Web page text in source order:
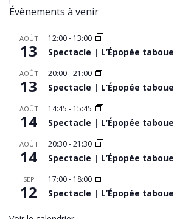
Évènements à venir
AOÛT
13
12:00- 13:00
Spectacle | L’Épopée taboue
AOÛT
13
20:00-21:00
Spectacle | L’Épopée taboue
AOÛT
14
14:45 - 15:45
Spectacle | L’Épopée taboue
AOÛT
14
20:30-21:30
Spectacle | L’Épopée taboue
SEP
12
17:00- 18:00
Spectacle | L’Épopée taboue